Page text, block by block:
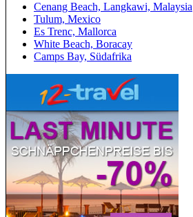
Cenang Beach, Langkawi, Malaysia
Tulum, Mexico
Es Trenc, Mallorca
White Beach, Boracay
Camps Bay, Südafrika